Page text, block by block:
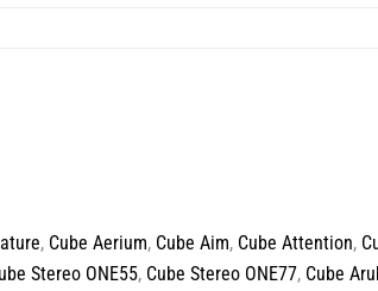
, Cube Aerium, Cube Aim, Cube Attention,
Stereo ONE55, Cube Stereo ONE77, Cube